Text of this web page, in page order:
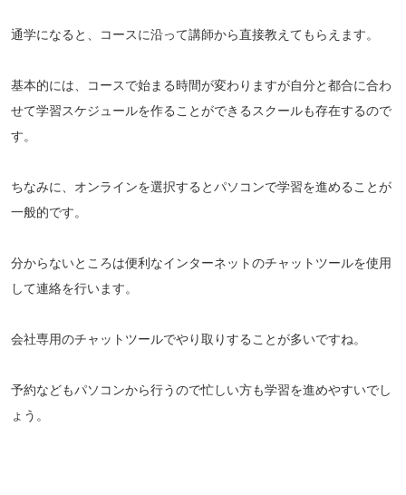
通学になると、コースに沿って講師から直接教えてもらえます。
基本的には、コースで始まる時間が変わりますが自分と都合に合わ
せて学習スケジュールを作ることができるスクールも存在するので
す。
ちなみに、オンラインを選択するとパソコンで学習を進めることが
一般的です。
分からないところは便利なインターネットのチャットツールを使用
して連絡を行います。
会社専用のチャットツールでやり取りすることが多いですね。
予約などもパソコンから行うので忙しい方も学習を進めやすいでし
ょう。